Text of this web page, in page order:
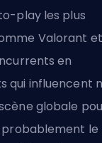
play les plus
Valorant et
en
qui influencent
globale
probablement le